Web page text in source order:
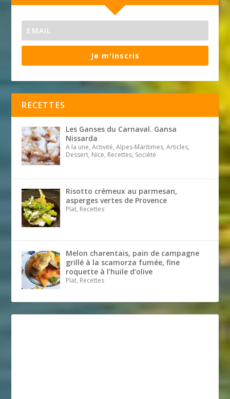
Je m'inscris
RECETTES
Les Ganses du Carnaval. Gansa
Nissarda
A la une, Activité, Alpes-Maritimes, Articles,
Dessert, Nice, Recettes, Société
Risotto crémeux au parmesan,
asperges vertes de Provence
Plat, Recettes
Melon charentais, pain de campagne
grillé à la scamorza fumée, fine
roquette à l’huile d’olive
Plat, Recettes